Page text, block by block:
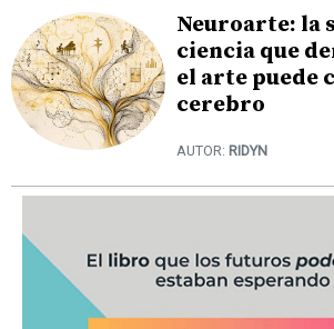
Neuroarte: la
ciencia que
el arte puede
cerebro
AUTOR: RIDYN